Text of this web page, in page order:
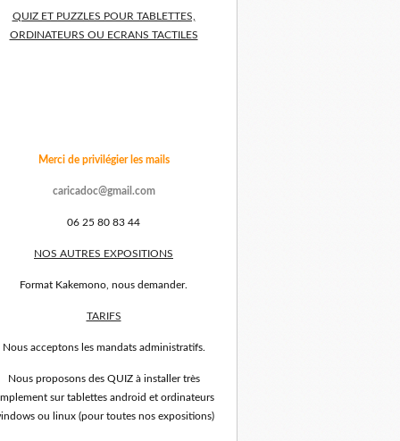
QUIZ ET PUZZLES POUR TABLETTES,
ORDINATEURS OU ECRANS TACTILES
Merci de privilégier les mails
caricadoc@gmail.com
06 25 80 83 44
NOS AUTRES EXPOSITIONS
Format Kakemono, nous demander.
TARIFS
Nous acceptons les mandats administratifs.
Nous proposons des QUIZ à installer très
sur tablettes android et ordinateurs
ou linux (pour toutes nos expositions)